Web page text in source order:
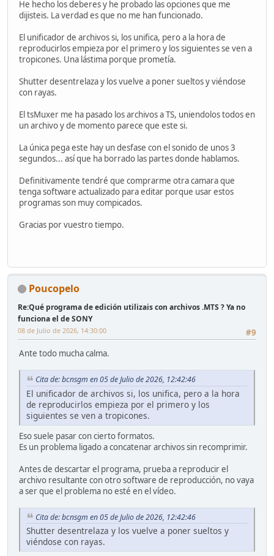
He hecho los deberes y he probado las opciones que me
dijisteis. La verdad es que no me han funcionado.
El unificador de archivos si, los unifica, pero a la hora de
reproducirlos empieza por el primero y los siguientes se ven a
tropicones. Una lástima porque prometía.
Shutter desentrelaza y los vuelve a poner sueltos y viéndose
con rayas.
El tsMuxer me ha pasado los archivos a TS, uniendolos todos en
un archivo y de momento parece que este si.
La única pega este hay un desfase con el sonido de unos 3
segundos... así que ha borrado las partes donde hablamos.
Definitivamente tendré que comprarme otra camara que
tenga software actualizado para editar porque usar estos
programas son muy compicados.
Gracias por vuestro tiempo.
Poucopelo
Re:Qué programa de edición utilizais con archivos .MTS ? Ya no
funciona el de SONY
#9
08 de Julio de 2026, 14:30:00
Ante todo mucha calma.
Cita de: bcnsgm en 05 de Julio de 2026, 12:42:46
El unificador de archivos si, los unifica, pero a la hora
de reproducirlos empieza por el primero y los
siguientes se ven a tropicones.
Eso suele pasar con cierto formatos.
Es un problema ligado a concatenar archivos sin recomprimir.
Antes de descartar el programa, prueba a reproducir el
archivo resultante con otro software de reproducción, no vaya
a ser que el problema no esté en el vídeo.
Cita de: bcnsgm en 05 de Julio de 2026, 12:42:46
Shutter desentrelaza y los vuelve a poner sueltos y
viéndose con rayas.